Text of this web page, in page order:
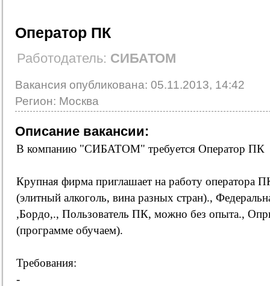
Оператор ПК
Работодатель: СИБАТОМ
Вакансия опубликована: 05.11.2013, 14:42
Регион: Москва
Описание вакансии:
В компанию "СИБАТОМ" требуется Оператор ПК
Крупная фирма приглашает на работу оператора
(элитный алкоголь, вина разных стран).,
,Бордо,., Пользователь ПК, можно без опыта.,
(программе обучаем).
Требования:
-